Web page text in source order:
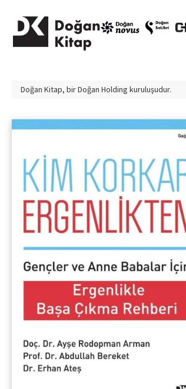
Doğan Kitap, birDoğan Holding kuruluşudur.